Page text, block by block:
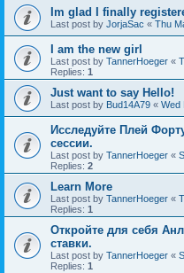
Im glad I finally
Last post by JorjaSac « Thu
I am the new girl
Last post by TannerHoeger «
Replies: 1
Just want to say Hello!
Last post by Bud14A79 « Wed
Исследуйте Плей
сессии.
Last post by TannerHoeger «
Replies: 2
Learn More
Last post by TannerHoeger «
Replies: 1
Откройте для себя
ставки.
Last post by TannerHoeger «
Replies: 1